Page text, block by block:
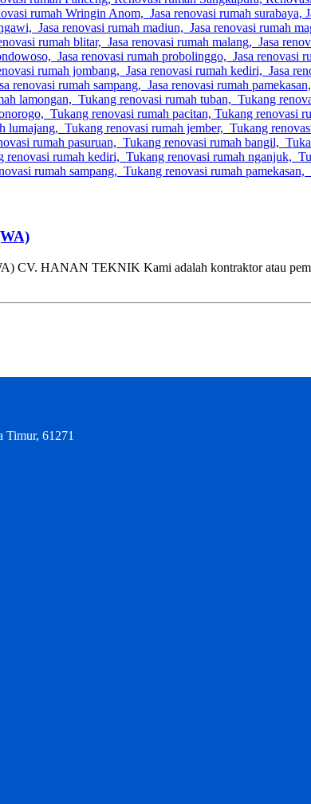
HANAN TEKNIK Kami adalah kontraktor atau
Timur, 61271